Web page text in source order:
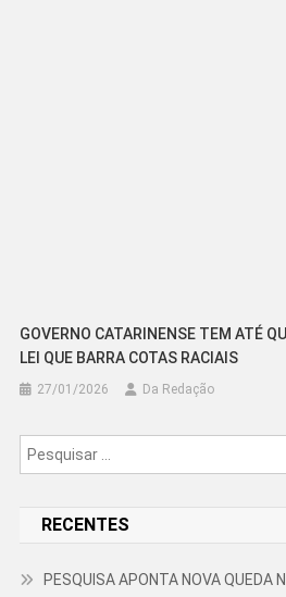
GOVERNO CATARINENSE TEM ATÉ
LEI QUE BARRA COTAS RACIAIS
27/01/2026 Da Redação
RECENTES
PESQUISA APONTA NOVA QUEDA